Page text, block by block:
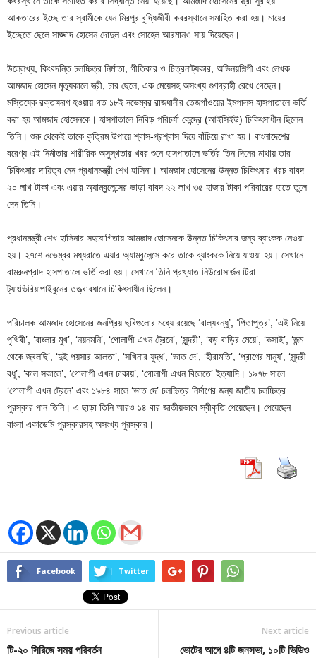
আকতারের ইচ্ছে তার স্বামীকে যেন মিরপুর বুদ্ধিজীবী কবরস্থানে সমাহিত করা হয়। মায়ের
ইচ্ছেতে ছেলে সাজ্জাদ হোসেন দোদুল এবং সোহেল আরমানও সায় দিয়েছেন।
উল্লেখ্য, কিংবদন্তি চলচ্চিত্র নির্মাতা, গীতিকার ও চিত্রনাট্যকার, অভিনয়শিল্পী এবং লেখক
আমজাদ হোসেন মৃত্যুকালে স্ত্রী, চার ছেলে, এক মেয়েসহ অসংখ্য গুণগ্রাহী রেখে গেছেন।
মস্তিষ্কে রক্তক্ষরণ হওয়ায় গত ১৮ই নভেম্বর রাজধানীর তেজগাঁওয়ের ইমপালস হাসপাতালে ভর্তি
করা হয় আমজাদ হোসেনকে। হাসপাতালে নিবিড় পরিচর্যা কেন্দ্রে (আইসিইউ) চিকিৎসাধীন ছিলেন
তিনি। শুরু থেকেই তাকে কৃত্রিম উপায়ে শ্বাস-প্রশ্বাস দিয়ে বাঁচিয়ে রাখা হয়। বাংলাদেশের
বরেণ্য এই নির্মাতার শারীরিক অসুস্থতার খবর শুনে হাসপাতালে ভর্তির তিন দিনের মাথায় তার
চিকিৎসার দায়িত্ব নেন প্রধানমন্ত্রী শেখ হাসিনা। আমজাদ হোসেনের উন্নত চিকিৎসার খরচ বাবদ
২০ লাখ টাকা এবং এয়ার অ্যাম্বুলেন্সের ভাড়া বাবদ ২২ লাখ ৩৫ হাজার টাকা পরিবারের হাতে তুলে
দেন তিনি।
প্রধানমন্ত্রী শেখ হাসিনার সহযোগিতায় আমজাদ হোসেনকে উন্নত চিকিৎসার জন্য ব্যাংকক নেওয়া
হয়। ২৭শে নভেম্বর মধ্যরাতে এয়ার অ্যাম্বুলেন্সে করে তাকে ব্যাংককে নিয়ে যাওয়া হয়। সেখানে
বামরুনগ্রাদ হাসপাতালে ভর্তি করা হয়। সেখানে তিনি প্রখ্যাত নিউরোসার্জন টিরা
ট্যাংভিরিয়াপাইবুনের তত্ত্বাবধানে চিকিৎসাধীন ছিলেন।
পরিচালক আমজাদ হোসেনের জনপ্রিয় ছবিগুলোর মধ্যে রয়েছে ‘বাল্যবন্ধু’, ‘পিতাপুত্র’, ‘এই নিয়ে
পৃথিবী’, ‘বাংলার মুখ’, ‘নয়নমনি’, ‘গোলাপী এখন ট্রেনে’, ‘সুন্দরী’, ‘বড় বাড়ির মেয়ে’, ‘কসাই’, ‘জন্ম
থেকে জ্বলছি’, ‘দুই পয়সার আলতা’, ‘সখিনার যুদ্ধ’, ‘ভাত দে’, ‘হীরামতি’, ‘প্রাণের মানুষ’, ‘সুন্দরী
বধূ’, ‘কাল সকালে’, ‘গোলাপী এখন ঢাকায়’, ‘গোলাপী এখন বিলেতে’ ইত্যাদি। ১৯৭৮ সালে
‘গোলাপী এখন ট্রেনে’ এবং ১৯৮৪ সালে ‘ভাত দে’ চলচ্চিত্র নির্মাণের জন্য জাতীয় চলচ্চিত্র
পুরস্কার পান তিনি। এ ছাড়া তিনি আরও ১৪ বার জাতীয়ভাবে স্বীকৃতি পেয়েছেন। পেয়েছেন
বাংলা একাডেমি পুরস্কারসহ অসংখ্য পুরস্কার।
Facebook Twitter
Previous article
টি-২০ সিরিজে সময় পরিবর্তন
Next article
ভোটের আগে ৪টি জনসভা, ১০টি ভিডিও